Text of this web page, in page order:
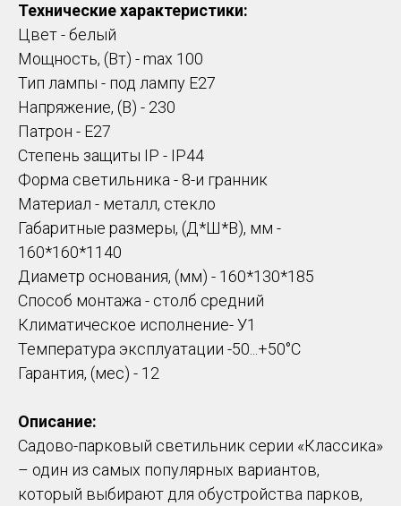
Технические характеристики:
Цвет - белый
Мощность, (Вт) - max 100
Тип лампы - под лампу Е27
Напряжение, (В) - 230
Патрон - E27
Степень защиты IP - IP44
Форма светильника - 8-и гранник
Материал - металл, стекло
Габаритные размеры, (Д*Ш*В), мм -
160*160*1140
Диаметр основания, (мм) - 160*130*185
Способ монтажа - столб средний
Климатическое исполнение- У1
Температура эксплуатации -50...+50°С
Гарантия, (мес) - 12
Описание:
Садово-парковый светильник серии «Классика»
– один из самых популярных вариантов,
который выбирают для обустройства парков,